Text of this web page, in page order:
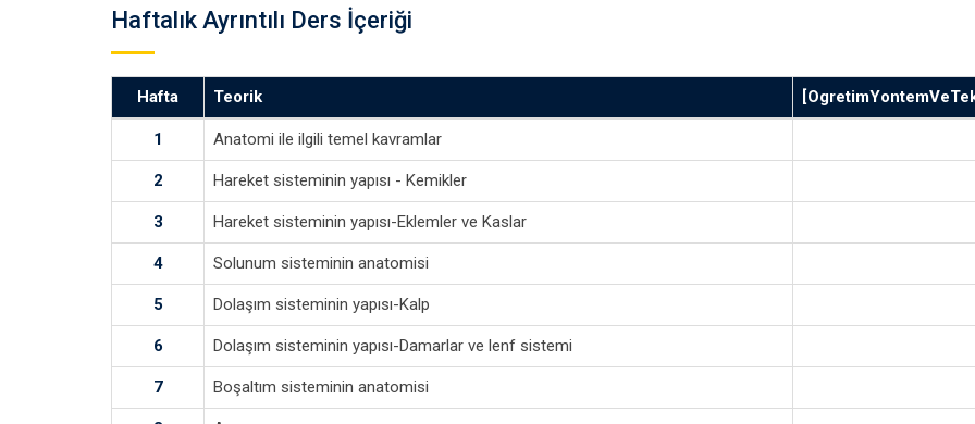
Haftalık Ayrıntılı Ders İçeriği
Hafta Teorik
1 Anatomi ile ilgili temel kavramlar
2 Hareket sisteminin yapısı - Kemikler
3 Hareket sisteminin yapısı-Eklemler ve Kaslar
4 Solunum sisteminin anatomisi
5 Dolaşım sisteminin yapısı-Kalp
6 Dolaşım sisteminin yapısı-Damarlar ve lenf sistemi
7 Boşaltım sisteminin anatomisi